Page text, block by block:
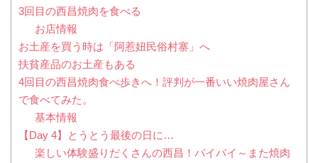
3回目の西昌焼肉を食べる
お店情報
お土産を買う時は「阿惹妞民俗村寨」へ
扶貧産品のお土産もある
4回目の西昌焼肉食べ歩きへ！評判が一番いい焼肉屋さん
で食べてみた。
基本情報
【Day 4】とうとう最後の日に…
楽しい体験盛りだくさんの西昌！バイバイ～また焼肉